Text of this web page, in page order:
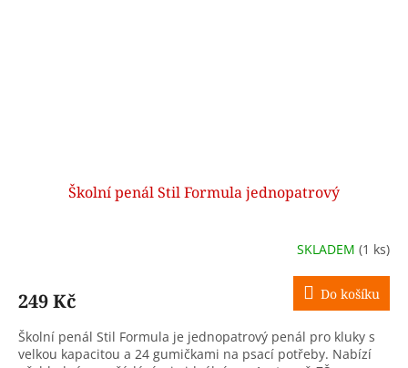
Školní penál Stil Formula jednopatrový
SKLADEM (1 ks)
249 Kč Do košíku
Školní penál Stil Formula je jednopatrový penál pro kluky s
velkou kapacitou a 24 gumičkami na psací potřeby. Nabízí